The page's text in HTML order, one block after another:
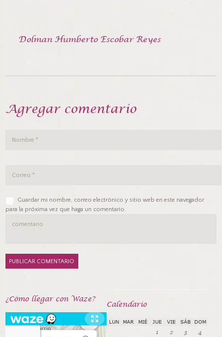
Dolman Humberto Escobar Reyes
Agregar comentario
Guardar mi nombre, correo electrónico y sitio web en este navegador
para la próxima vez que haga un comentario.
¿Cómo llegar con Waze?
Calendarío
LUN MAR MIÉ JUE VIE SÁB DOM
1 2 3
4